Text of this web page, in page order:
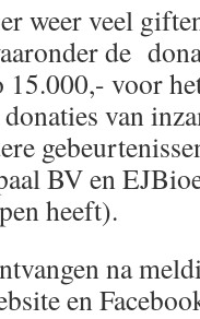
weer veel
de
voor
van
BV en
heeft).
na
en